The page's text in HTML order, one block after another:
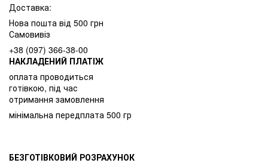
Доставка:
Нова пошта від 500 грн
Самовивіз
+38 (097) 366-38-00
НАКЛАДЕНИЙ ПЛАТІЖ
оплата проводиться
готівкою, під час
отримання замовлення
мінімальна передплата 500 гр
БЕЗГОТІВКОВИЙ РОЗРАХУНОК